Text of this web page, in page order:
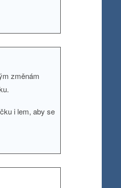
změnám
i lem, aby se